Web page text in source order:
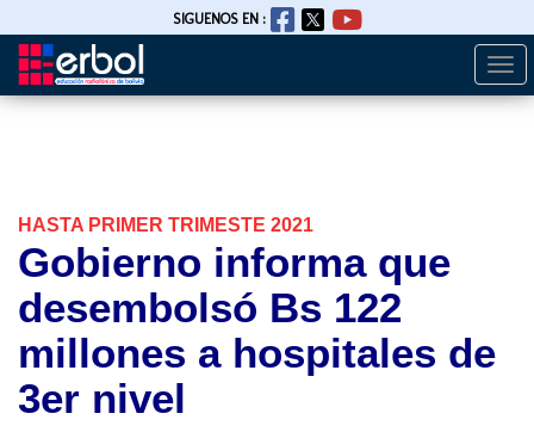
Pasar
SIGUENOS EN :
HASTA PRIMER TRIMESTE 2021
Gobierno informa que
desembolsó Bs 122
millones a hospitales de
3er nivel